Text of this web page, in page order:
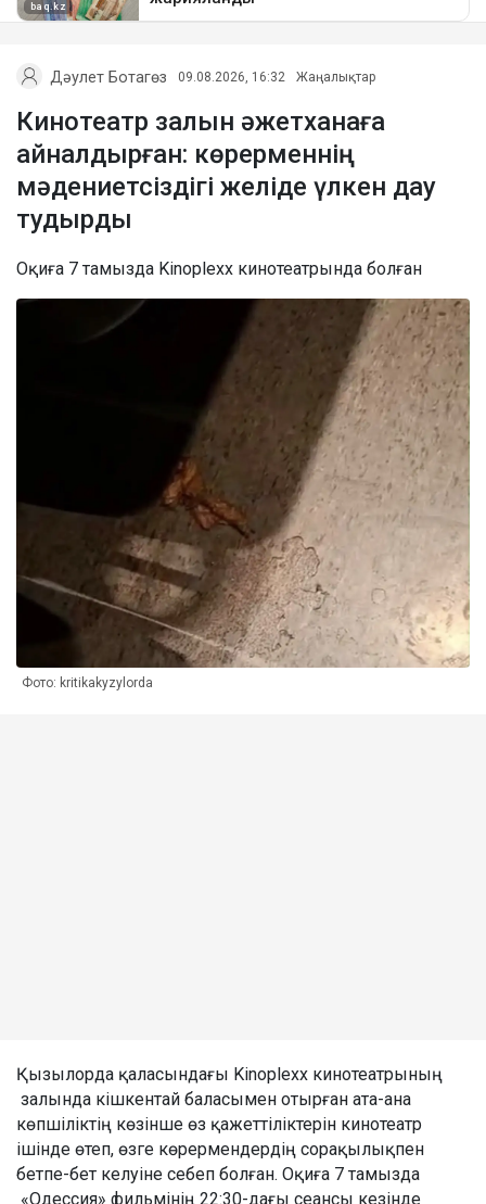
Дәулет Ботагөз 09.08.2026, 16:32 Жаңалықтар
Кинотеатр залын әжетханаға
айналдырған: көрерменнің
мәдениетсіздігі желіде үлкен дау
тудырды
Оқиға 7 тамызда Kinoplexx кинотеатрында болған
Фото: kritikakyzylorda
Қызылорда қаласындағы Kinoplexx кинотеатрының
залында кішкентай баласымен отырған ата-ана
көпшіліктің көзінше өз қажеттіліктерін кинотеатр
ішінде өтеп, өзге көрермендердің сорақылықпен
бетпе-бет келуіне себеп болған. Оқиға 7 тамызда
«Одессия» фильмінің 22:30-дағы сеансы кезінде